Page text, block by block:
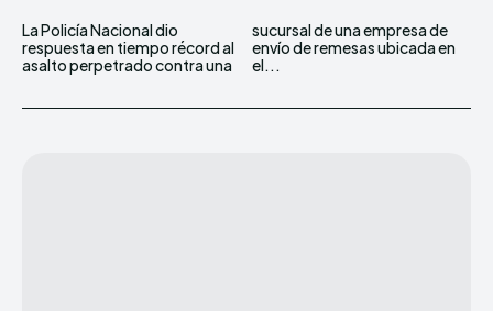
La Policía Nacional dio
respuesta en tiempo récord al
asalto perpetrado contra una
sucursal de una empresa de
envío de remesas ubicada en
el...